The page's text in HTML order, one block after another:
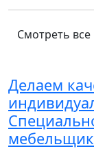
Смотреть все
Делаем